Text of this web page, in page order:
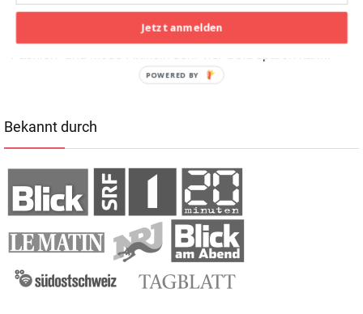
sofort abgezogen und man zahlt effektiv 10 Prozent
weniger. Eine tolle Sache, mit der man beim Kauf von
Fashion- und Mode-Artikeln sehr viel Geld sparen kann.
Bekannt durch
Jetzt anmelden
POWERED BY